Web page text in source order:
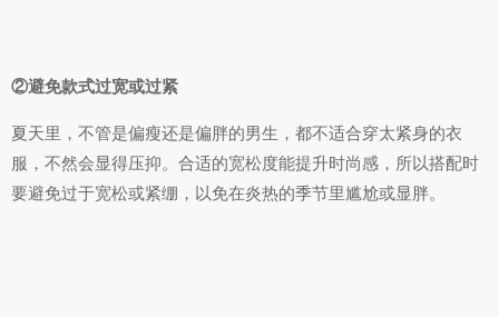
②避免款式过宽或过紧
夏天里，不管是偏瘦还是偏胖的男生，都不适合穿太紧身的衣
服，不然会显得压抑。合适的宽松度能提升时尚感，所以搭配时
要避免过于宽松或紧绷，以免在炎热的季节里尴尬或显胖。